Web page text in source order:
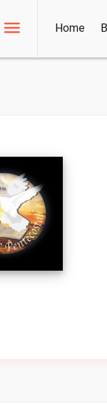
Home